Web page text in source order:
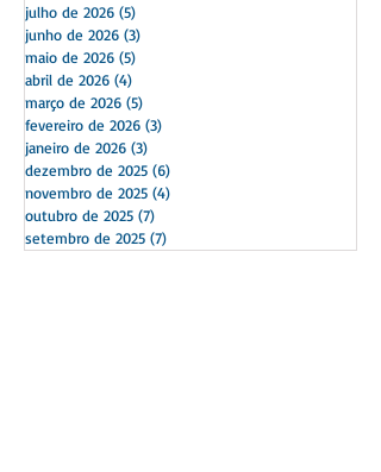
agosto de 2026 (1)
julho de 2026 (5)
junho de 2026 (3)
maio de 2026 (5)5 posts
abril de 2026 (4)4 posts
março de 2026 (5)5 posts
fevereiro de 2026 (3)3 posts
janeiro de 2026 (3) 3 posts
dezembro de 2025 (6)
novembro de 2025 (4)